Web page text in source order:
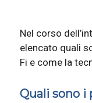
Nel corso
elencato quali
Fi e come la
Quali sono